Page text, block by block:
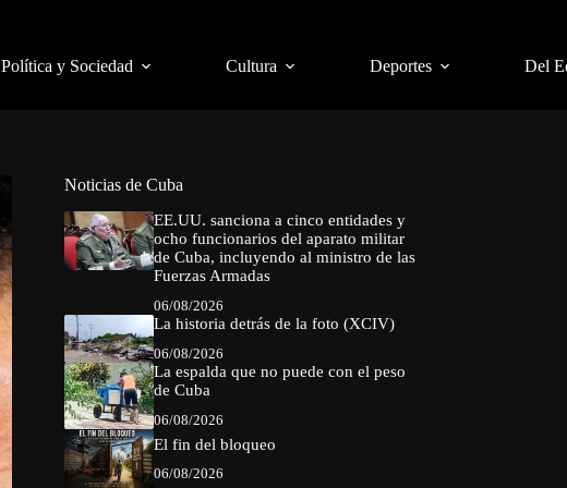
Política y Sociedad Cultura Deportes Del
Noticias de Cuba
EE.UU. sanciona a cinco entidades y
ocho funcionarios del aparato militar
de Cuba, incluyendo al ministro de las
Fuerzas Armadas
06/08/2026
La historia detrás de la foto (XCIV)
06/08/2026
La espalda que no puede con el peso
de Cuba
06/08/2026
El fin del bloqueo
06/08/2026